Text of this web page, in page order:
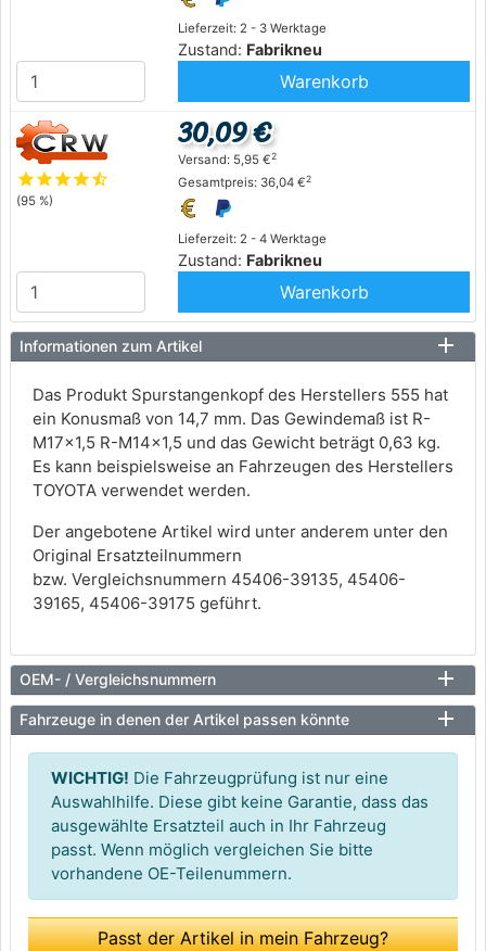
Lieferzeit: 2 - 3 Werktage
Zustand: Fabrikneu
Warenkorb
starstarstarstarstar_half
(95 %)
Lieferzeit: 2 - 4 Werktage
Zustand: Fabrikneu
30,09 €
Versand: 5,95 €2
Gesamtpreis: 36,04 €2
Warenkorb
Informationen zum Artikel
Das Produkt Spurstangenkopf des Herstellers 555 hat
ein Konusmaß von 14,7 mm. Das Gewindemaß ist R-
M17×1,5 R-M14×1,5 und das Gewicht beträgt 0,63 kg.
Es kann beispielsweise an Fahrzeugen des Herstellers
TOYOTA verwendet werden.
Der angebotene Artikel wird unter anderem unter den
Original Ersatzteilnummern
bzw. Vergleichsnummern 45406-39135, 45406-
39165, 45406-39175 geführt.
OEM- / Vergleichsnummern
Fahrzeuge in denen der Artikel passen könnte
WICHTIG! Die Fahrzeugprüfung ist nur eine
Auswahlhilfe. Diese gibt keine Garantie, dass das
ausgewählte Ersatzteil auch in Ihr Fahrzeug
passt. Wenn möglich vergleichen Sie bitte
vorhandene OE-Teilenummern.
Passt der Artikel in mein Fahrzeug?